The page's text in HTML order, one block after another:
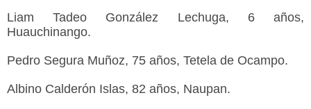
Liam Tadeo González Lechuga, 6 años,
Huauchinango.
Pedro Segura Muñoz, 75 años, Tetela de Ocampo.
Albino Calderón Islas, 82 años, Naupan.